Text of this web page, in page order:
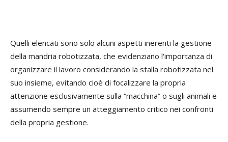
Quelli elencati sono solo alcuni aspetti inerenti la gestione
della mandria robotizzata, che evidenziano l'importanza di
organizzare il lavoro considerando la stalla robotizzata nel
suo insieme, evitando cioè di focalizzare la propria
attenzione esclusivamente sulla “macchina” o sugli animali e
assumendo sempre un atteggiamento critico nei confronti
della propria gestione.